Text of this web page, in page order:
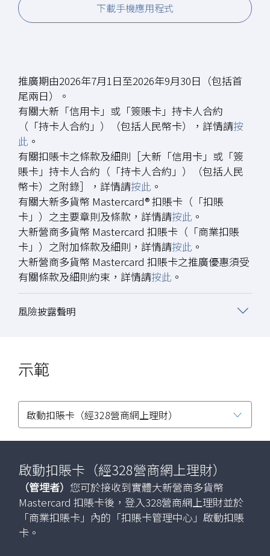
下載手機應用程式
推廣期由2026年7月1日至2026年9月30日（包括首
尾兩日）。
有關大新「信用卡」或「簽賬卡」持卡人合約
（「持卡人合約」）（包括人民幣卡），詳情請按
此 。
有關扣賬卡之條款及細則［大新「信用卡」或「簽
賬卡」持卡人合約（「持卡人合約」）（包括人民
幣卡）之附錄］，詳情請按此 。
有關大新多貨幣 Mastercard® 扣賬卡（「扣賬
卡」）之主要章則及條款，詳情請按此 。
大新營商多貨幣 Mastercard 扣賬卡（「商業扣賬
卡」）之附加條款及細則，詳情請按此 。
大新營商多貨幣 Mastercard 扣賬卡之推廣優惠須受
有關條款及細則約束，詳情請按此 。
風險披露聲明
示範
啟動扣賬卡（經328營商網上理財）
（管埋者） 您可於接收到實體大新營商多貨幣
Mastercard 扣賬卡後，登入328營商網上理財並於
「商業扣賬卡」內的「扣賬卡管理中心」啟動扣賬
卡。
（管埋者）
（管埋者）
（授權者）
（授權者）
（管埋者）